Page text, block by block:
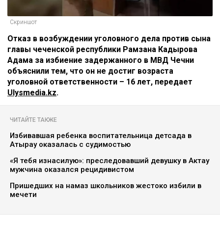
Скриншот
Отказ в возбуждении уголовного дела против сына
главы чеченской республики Рамзана Кадырова
Адама за избиение задержанного в МВД Чечни
объяснили тем, что он не достиг возраста
уголовной ответственности – 16 лет, передает
Ulysmedia.kz.
ЧИТАЙТЕ ТАКЖЕ
Избивавшая ребенка воспитательница детсада в
Атырау оказалась с судимостью
«Я тебя изнасилую»: преследовавший девушку в Актау
мужчина оказался рецидивистом
Пришедших на намаз школьников жестоко избили в
мечети